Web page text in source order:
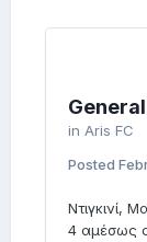
General
in Aris FC
Posted
Ντιγκινί,
4 αμέσως